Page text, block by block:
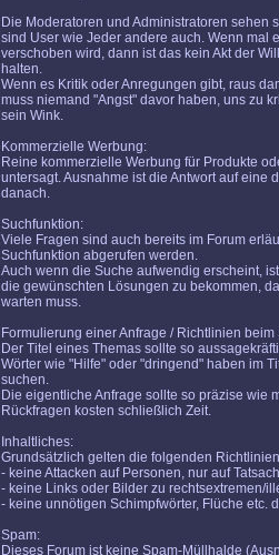
Die Moderatoren und Administratoren sehen
sind User wie Jeder andere auch. Wenn mal
verschoben wird, dann ist das kein Akt der
halten.
Wenn es Kritik oder Anregungen gibt, raus
muss niemand "Angst" davor haben, uns zu
sein Wink.
Kommerzielle Werbung:
Reine kommerzielle Werbung für Produkte
untersagt. Ausnahme ist die Antwort auf eine
danach.
Suchfunktion:
Viele Fragen sind auch bereits im Forum
Suchfunktion abgerufen werden.
Auch wenn die Suche aufwendig erscheint,
die gewünschten Lösungen zu bekommen,
warten muss.
Formulierung einer Anfrage / Richtlinien
Der Titel eines Themas sollte so
Wörter wie "Hilfe" oder "dringend" haben im
suchen.
Die eigentliche Anfrage sollte so präzise wie
Rückfragen kosten schließlich Zeit.
Inhaltliches:
Grundsätzlich gelten die folgenden
- keine Attacken auf Personen, nur auf
- keine Links oder Bilder zu rechtsextremen/
- keine unnötigen Schimpfwörter, Flüche etc.
Spam:
Dieses Forum ist keine Spam-Müllhalde